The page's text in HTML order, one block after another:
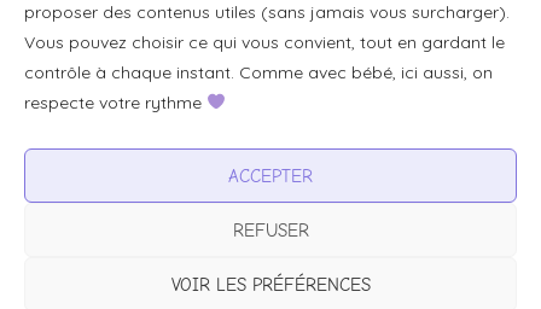
proposer des contenus utiles (sans jamais vous surcharger).
Vous pouvez choisir ce qui vous convient, tout en gardant le
contrôle à chaque instant. Comme avec bébé, ici aussi, on
respecte votre rythme
ACCEPTER
REFUSER
VOIR LES PRÉFÉRENCES
Plan du site
Tous les articles
Professionnels & partenariats
Visibilité pour votre marque
Proposer un produit ou un service